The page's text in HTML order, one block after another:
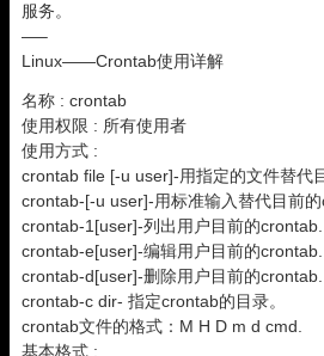
服务。
—–
Linux——Crontab使用详解
名称 : crontab
使用权限 : 所有使用者
使用方式 :
crontab file [-u user]-用指定的文件替代
crontab-[-u user]-用标准输入替代目前的
crontab-1[user]-列出用户目前的crontab.
crontab-e[user]-编辑用户目前的crontab.
crontab-d[user]-删除用户目前的crontab.
crontab-c dir- 指定crontab的目录。
crontab文件的格式：M H D m d cmd.
基本格式 :